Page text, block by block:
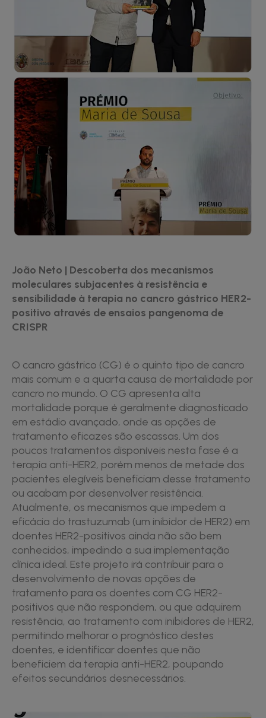
João Neto | Descoberta dos mecanismos
moleculares subjacentes à resistência e
sensibilidade à terapia no cancro gástrico HER2-
positivo através de ensaios pangenoma de
CRISPR
O cancro gástrico (CG) é o quinto tipo de cancro
mais comum e a quarta causa de mortalidade por
cancro no mundo. O CG apresenta alta
mortalidade porque é geralmente diagnosticado
em estádio avançado, onde as opções de
tratamento eficazes são escassas. Um dos
poucos tratamentos disponíveis nesta fase é a
terapia anti-HER2, porém menos de metade dos
pacientes elegíveis beneficiam desse tratamento
ou acabam por desenvolver resistência.
Atualmente, os mecanismos que impedem a
eficácia do trastuzumab (um inibidor de HER2) em
doentes HER2-positivos ainda não são bem
conhecidos, impedindo a sua implementação
clínica ideal. Este projeto irá contribuir para o
desenvolvimento de novas opções de
tratamento para os doentes com CG HER2-
positivos que não respondem, ou que adquirem
resistência, ao tratamento com inibidores de HER2,
permitindo melhorar o prognóstico destes
doentes, e identificar doentes que não
beneficiem da terapia anti-HER2, poupando
efeitos secundários desnecessários.